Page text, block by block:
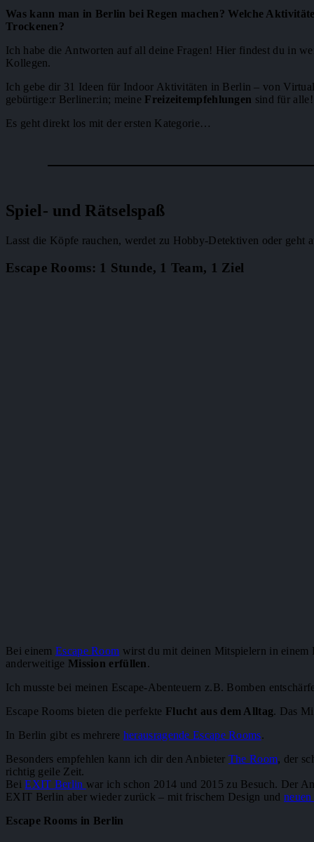
Was kann man in Berlin bei Regen machen? Welche
Trockenen?
Ich habe die Antworten auf all deine Fragen! Hier findest du in
Kollegen.
Ich gebe dir 31 Ideen für Indoor Aktivitäten in Berlin – von
gebürtige:r Berliner:in; meine Freizeitempfehlungen sind für alle!
Es geht direkt los mit der ersten Kategorie…
Spiel- und Rätselspaß
Lasst die Köpfe rauchen, werdet zu Hobby-Detektiven oder geht
Escape Rooms: 1 Stunde, 1 Team, 1 Ziel
Bei einem Escape Room wirst du mit deinen Mitspielern in einem
anderweitige Mission erfüllen.
Ich musste bei meinen Escape-Abenteuern z.B. Bomben
Escape Rooms bieten die perfekte Flucht aus dem Alltag. Das
In Berlin gibt es mehrere herausragende Escape Rooms.
Besonders empfehlen kann ich dir den Anbieter The Room, der
richtig geile Zeit.
BeiEXIT Berlin war ich schon 2014 und 2015 zu Besuch. Der
EXIT Berlin aber wieder zurück – mit frischem Design und
Escape Rooms in Berlin